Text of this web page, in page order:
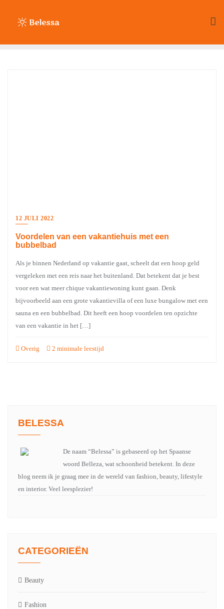
inhoud
12 JULI 2022
Voordelen van een vakantiehuis met een
bubbelbad
Als je binnen Nederland op vakantie gaat, scheelt dat een hoop geld
vergeleken met een reis naar het buitenland. Dat betekent dat je best
voor een wat meer chique vakantiewoning kunt gaan. Denk
bijvoorbeeld aan een grote vakantievilla of een luxe bungalow met een
sauna en een bubbelbad. Dit heeft een hoop voordelen ten opzichte
van een vakantie in het […]
Overig 2 minimale leestijd
BELESSA
De naam “Belessa” is gebaseerd op het Spaanse
woord Belleza, wat schoonheid betekent. In deze
blog neem ik je graag mee in de wereld van fashion, beauty, lifestyle
en interior. Veel leesplezier!
CATEGORIEËN
Beauty
Fashion